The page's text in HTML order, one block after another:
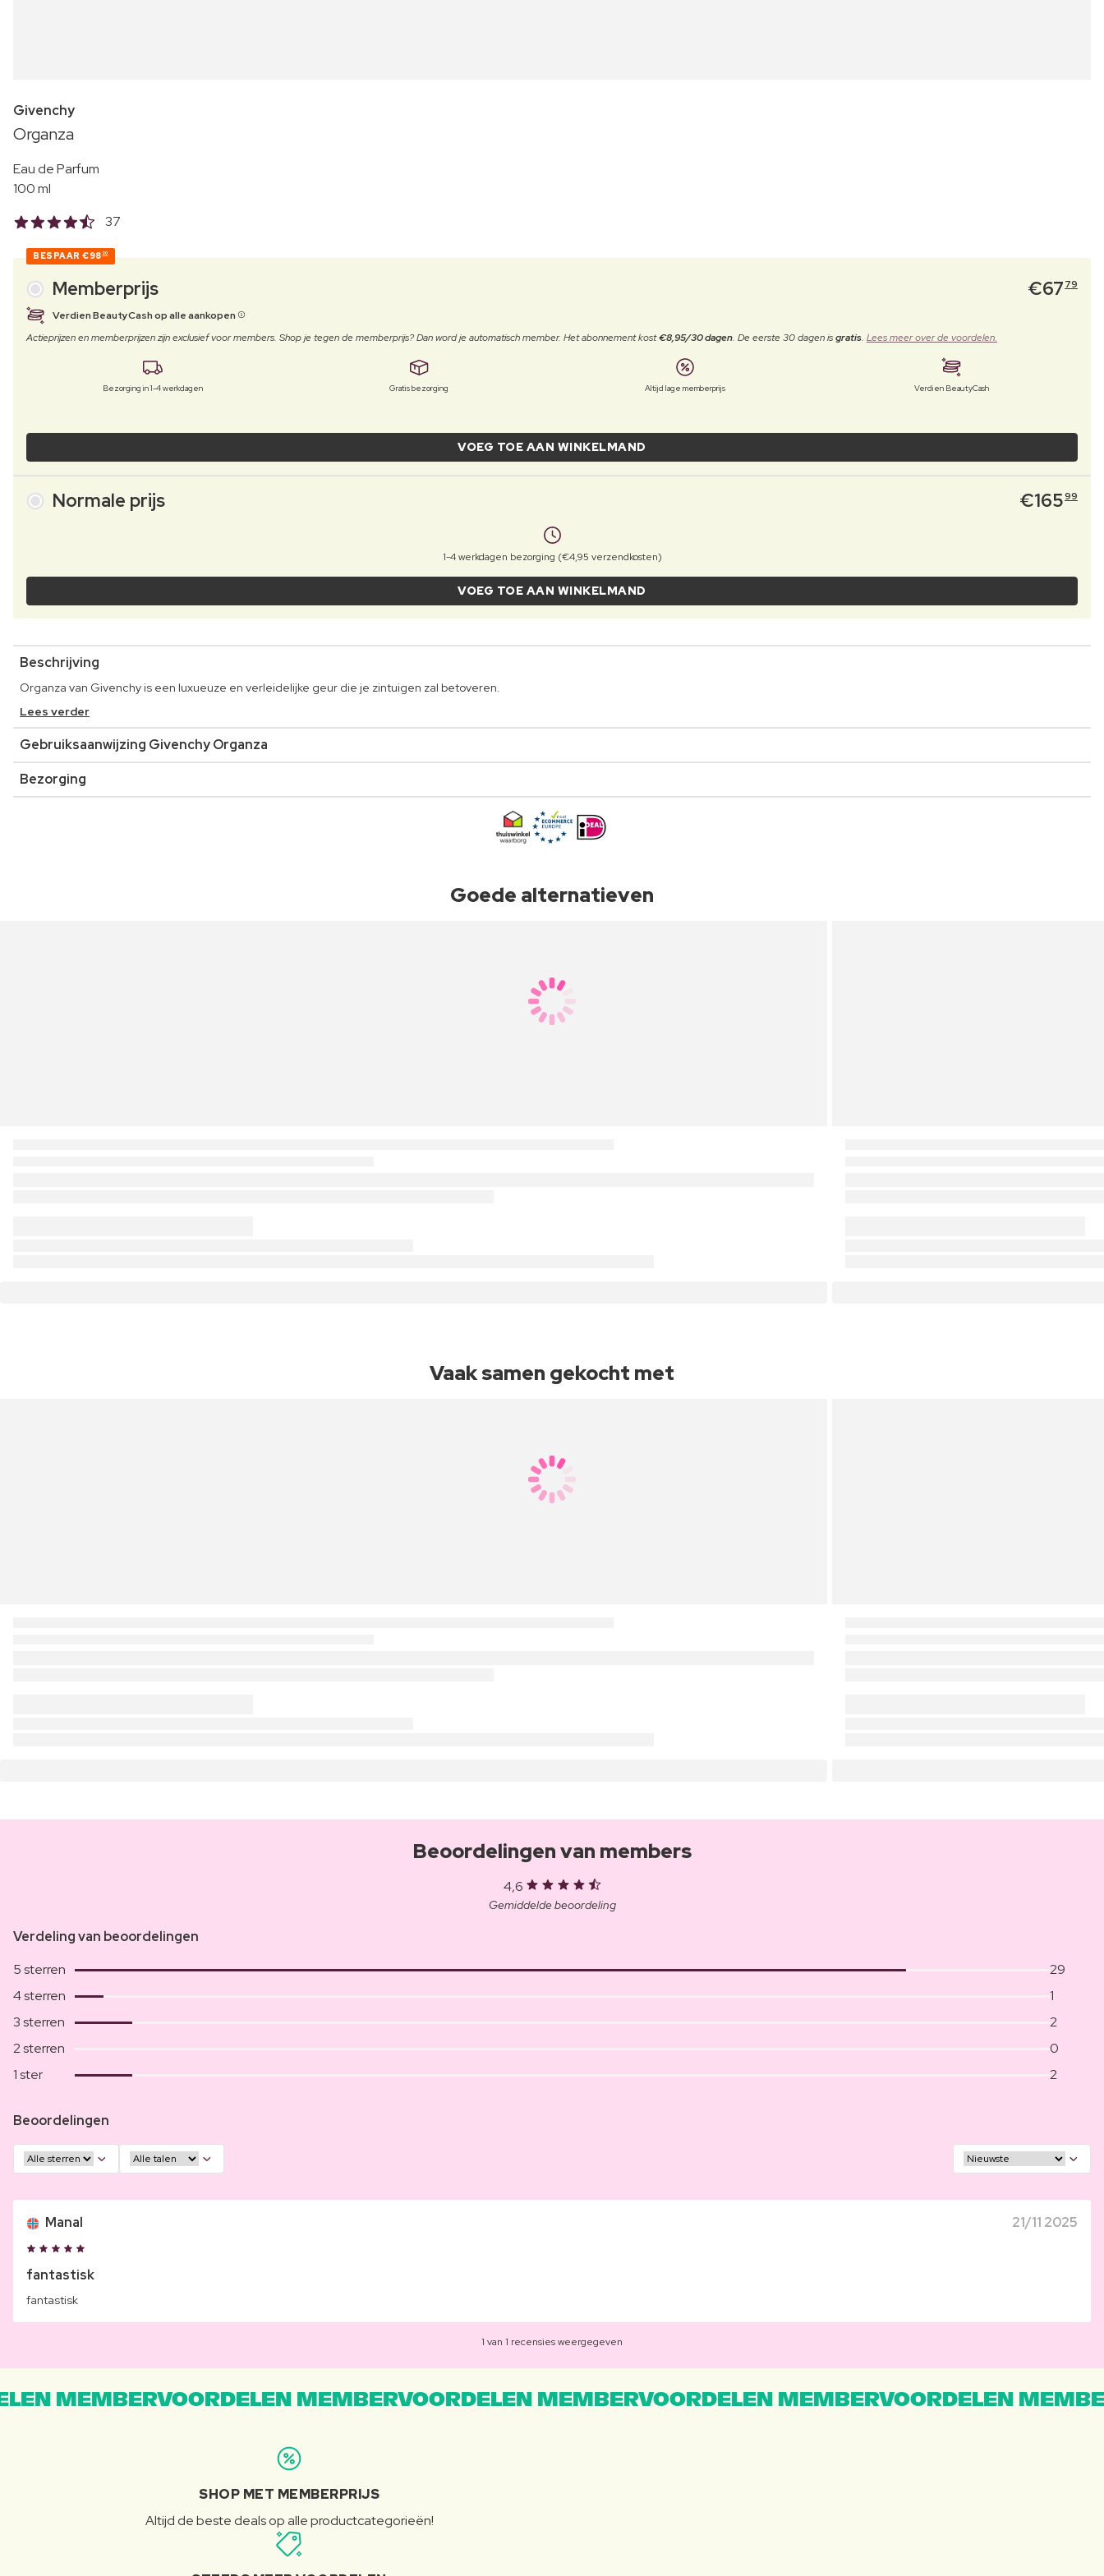
Givenchy
Organza
Eau de Parfum
100 ml
37
BESPAAR €98 20
Memberprijs €67 79
Verdien BeautyCash op alle aankopen
Actieprijzen en memberprijzen zijn exclusief voor members. Shop je tegen de memberprijs? Dan word je automatisch member. Het abonnement kost€8,95/30 dagen. De eerste 30 dagen isgratis. Lees meer over de voordelen.
Bezorging in 1-4 werkdagen Gratis bezorging Altijd lage memberprijs Verdien BeautyCash
VOEG TOE AAN WINKELMAND
Normale prijs €16599
1-4 werkdagen bezorging (€4,95 verzendkosten)
VOEG TOE AAN WINKELMAND
Beschrijving
Organza van Givenchy is een luxueuze en verleidelijke geur die je zintuigen zal betoveren.
Lees verder
Gebruiksaanwijzing Givenchy Organza
Bezorging
Goede alternatieven
Vaak samen gekocht met
Beoordelingen van members
4,6
Gemiddelde beoordeling
Verdeling van beoordelingen
5 sterren
29
4 sterren
1
3 sterren
2
2 sterren
0
1 ster
2
Beoordelingen
Manal 21/11 2025
fantastisk
fantastisk
1 van 1 recensies weergegeven
MEMBERVOORDELEN MEMBERVOORDELEN MEMBERVOORDELEN MEMBERVOORDELEN
SHOP MET MEMBERPRIJS
Altijd de beste deals op alle productcategorieën!